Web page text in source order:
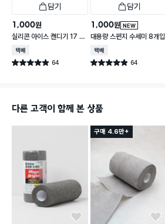
담기
1,000원
실리콘 아이스 캔디기 17 X
4 cm
택배배송
별점 4.9점 64
건 작성
담기
NEW
1,000원
대용량 스펀지 수세미 8개입
택배배송
별점 4.9점 64
건 작성
다른 고객이 함께 본 상품
구매 4.6만+